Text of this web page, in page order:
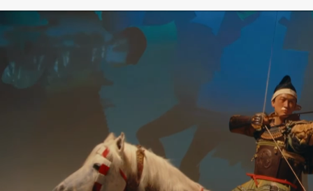
SAMURAI MUSEUM BERLIN – JAPANISCHE KULTUR
& GESCHICHTE
Das Samurai Museum Berlin ist Europas einziges
Museum, das sich ausschließlich der Kultur,
Geschichte und Lebenswelt der Samurai widmet
– ein Ort, an dem Vergangenheit auf Zukunft
trifft. Tauche ein in 1000 Jahre Samurai-
Geschichte und entdecke die faszinierende
japanische Welt der Samurai, ihrer Traditionen,
Kunst und Werte.